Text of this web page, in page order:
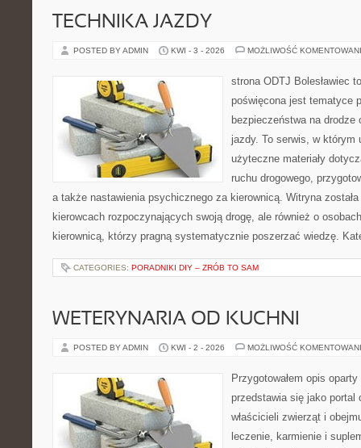
TECHNIKA JAZDY
POSTED BY ADMIN KWI - 3 - 2026 MOŻLIWOŚĆ
strona ODTJ Bolesławiec
poświęcona jest tematyce
bezpieczeństwa na drodze
jazdy. To serwis, w którym
użyteczne materiały
ruchu drogowego,
a także nastawienia psychicznego za kierownicą. Witryna
kierowcach rozpoczynających swoją drogę, ale również o
kierownicą, którzy pragną systematycznie poszerzać wiedzę.
CATEGORIES: PORADNIKI DIY – ZRÓB TO SAM
WETERYNARIA OD KUCHNI
POSTED BY ADMIN KWI - 2 - 2026 MOŻLIWOŚĆ
Przygotowałem opis
przedstawia się jako portal
właścicieli zwierząt i
leczenie, karmienie i